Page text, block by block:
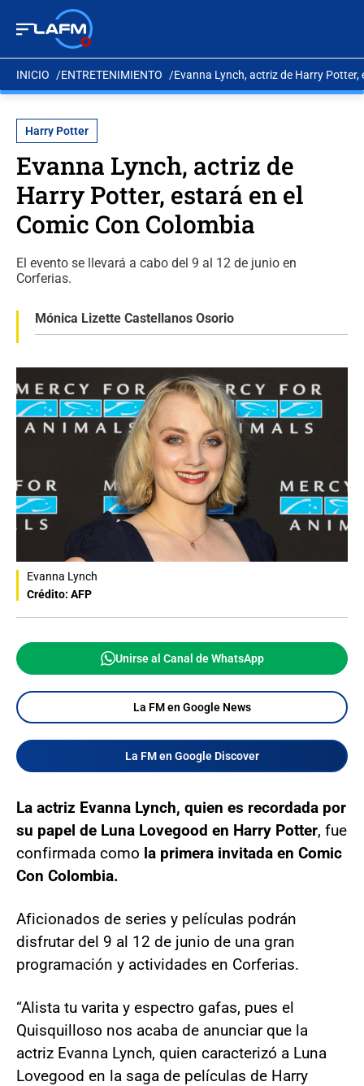
INICIO ENTRETENIMIENTO Evanna Lynch, actriz de Harry
Harry Potter
Evanna Lynch, actriz de
Harry Potter, estará en el
Comic Con Colombia
El evento se llevará a cabo del 9 al 12 de junio en
Corferias.
Mónica Lizette Castellanos Osorio
Evanna Lynch
Crédito: AFP
Unirse al Canal de WhatsApp
La FM en Google News
La FM en Google Discover
La actriz Evanna Lynch, quien es recordada por
su papel de Luna Lovegood en Harry Potter, fue
confirmada como la primera invitada en Comic
Con Colombia.
Aficionados de series y películas podrán
disfrutar del 9 al 12 de junio de una gran
programación y actividades en Corferias.
“Alista tu varita y espectro gafas, pues el
Quisquilloso nos acaba de anunciar que la
actriz Evanna Lynch, quien caracterizó a Luna
Lovegood en la saga de películas de Harry